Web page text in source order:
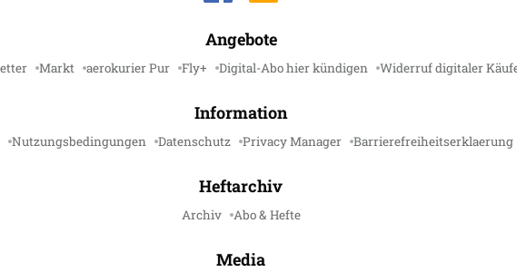
Angebote
Markt aerokurier Pur Fly+ Digital-Abo hier kündigen Widerruf digitaler
Information
Nutzungsbedingungen Datenschutz Privacy Manager Barrierefreiheitserklaerung
Heftarchiv
Archiv Abo & Hefte
Media